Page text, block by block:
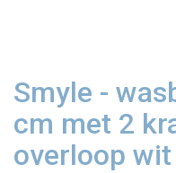
Smyle -
cm met 2
overloop wit